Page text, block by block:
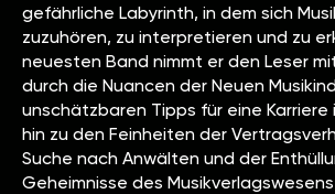
gefährliche Labyrinth, in dem sich
zuzuhören, zu interpretieren und zu
neuesten Band nimmt er den Leser
durch die Nuancen der Neuen
unschätzbaren Tipps für eine Karriere
hin zu den Feinheiten der
Suche nach Anwälten und der
Geheimnisse des